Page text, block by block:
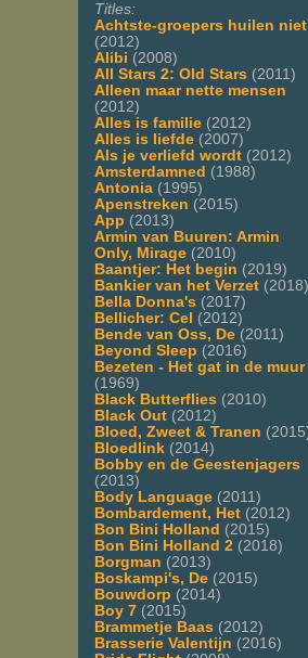
Titles:
Achtste-groepers huilen niet
(2012)
Alibi (2008)
All Stars 2: Old Stars (2011)
Alleen maar nette mensen
(2012)
Alles is familie (2012)
Alles is liefde (2007)
Als je verliefd wordt (2012)
Amsterdamned (1988)
Antonia (1995)
Apenstreken (2015)
App (2013)
Armin van Buuren: Armin
Only, Mirage (2010)
Baantjer: Het begin (2019)
Bankier van het Verzet (2018)
Bella Donna's (2017)
Bellicher: Cel (2012)
Bende van Oss, De (2011)
Beyond Sleep (2016)
Bezeten - Het gat in de muur
(1969)
Black Butterflies (2010)
Black Out (2012)
Bloed, Zweet & Tranen
Bloedlink (2014)
Bobby en de Geestenjagers
(2013)
Body Language (2011)
Bombardement, Het (2012)
Bon Bini Holland (2015)
Bon Bini Holland 2 (2018)
Borgman (2013)
Boskampi's, De (2015)
Bouwdorp (2014)
Boy 7 (2015)
Brammetje Baas (2012)
Brasserie Valentijn (2016)